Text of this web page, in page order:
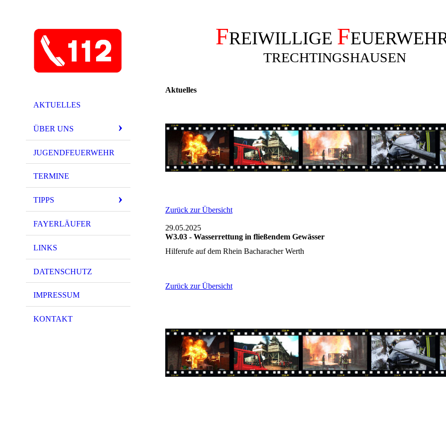
AKTUELLES
ÜBER UNS
JUGENDFEUERWEHR
TERMINE
TIPPS
FAYERLÄUFER
LINKS
DATENSCHUTZ
IMPRESSUM
KONTAKT
FREIWILLIGE F
TRECHTINGSHAUSEN
Aktuelles
Zurück zur Übersicht
29.05.2025
W3.03 - Wasserrettung in fließendem Gewässer
Hilferufe auf dem Rhein Bacharacher Werth
Zurück zur Übersicht